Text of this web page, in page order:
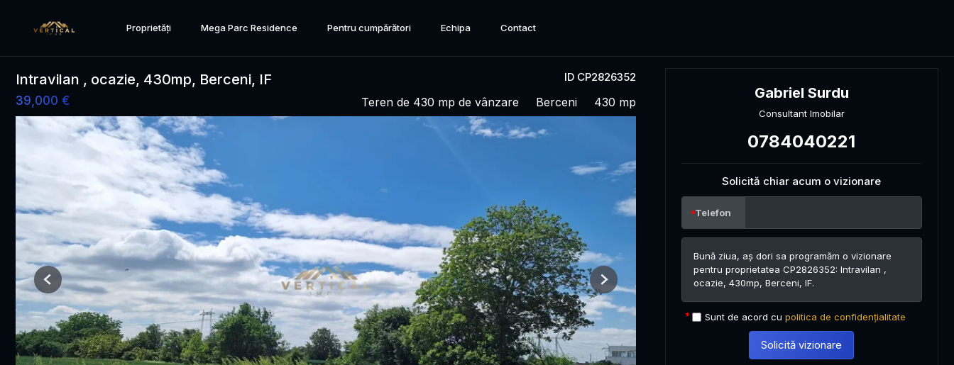
Proprietăți Mega Parc Residence Pentru cumpărători Echipa Contact
ID CP2826352
Intravilan , ocazie, 430mp, Berceni, IF
39,000 € Teren de 430 mp de vânzare Berceni 430 mp
Previous Next
Gabriel Surdu
Consultant Imobilar
0784040221
Solicită chiar acum o vizionare
Telefon
Sunt de acord cu politica de confidențialitate
Solicită vizionare